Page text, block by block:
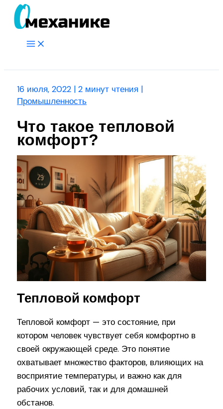
Перейти
Main
16 июля, 2022 |2 минут чтения |
Промышленность
Что такое тепловой
комфорт?
Тепловой комфорт
Тепловой комфорт — это состояние, при
котором человек чувствует себя комфортно в
своей окружающей среде. Это понятие
охватывает множество факторов, влияющих на
восприятие температуры, и важно как для
рабочих условий, так и для домашней
обстанов.